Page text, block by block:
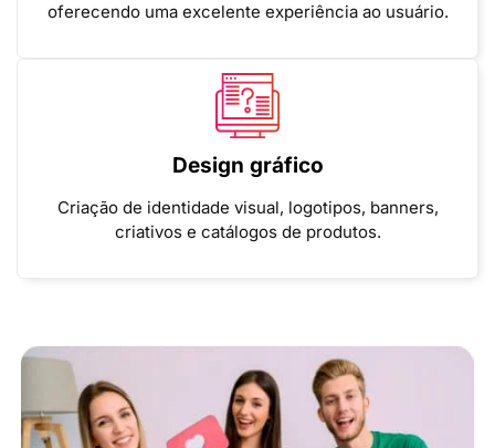
oferecendo uma excelente experiência ao usuário.
Design gráfico
Criação de identidade visual, logotipos, banners,
criativos e catálogos de produtos.